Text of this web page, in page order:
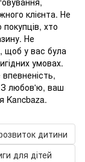
клієнта. Не
хто
Не
щоб у вас була
умовах.
З любов'ю, ваш
Kancbaza.
дитини
для дітей